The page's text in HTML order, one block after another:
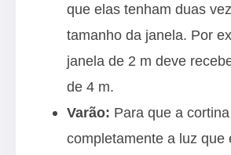
que elas tenham duas
tamanho da janela. Por
janela de 2 m deve
de 4 m.
Varão: Para que a
completamente a luz que